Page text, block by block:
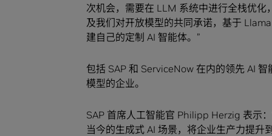
次机会，需要在 LLM 系统中进行全栈优化
及我们对开放模型的共同承诺，基于
建自己的定制 AI 智能体。”
包括 SAP 和 ServiceNow 在内的领先 AI
模型的企业。
SAP 首席人工智能官 Philipp Herzig 表示
当今的生成式 AI 场景，将企业生产力提升